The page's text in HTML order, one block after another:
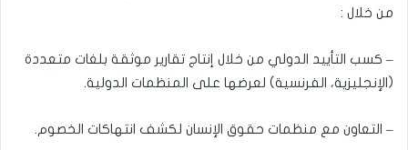
من خلال :
– كسب التأييد الدولي من خلال إنتاج تقارير موثقة بلغات متعددة
(الإنجليزية، الفرنسية) لعرضها على المنظمات الدولية.
– التعاون مع منظمات حقوق الإنسان لكشف انتهاكات الخصوم.